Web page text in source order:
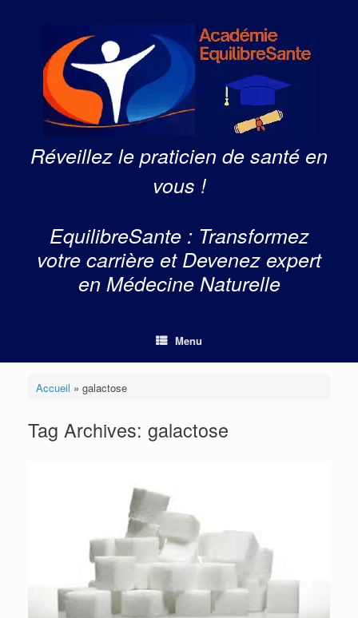
Réveillez le praticien de santé en
vous !
EquilibreSante : Transformez
votre carrière et Devenez expert
en Médecine Naturelle
Menu
Accueil » galactose
Tag Archives: galactose